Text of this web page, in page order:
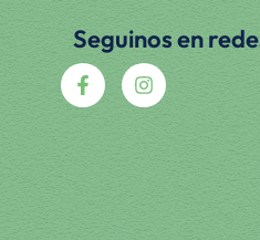
Seguinos en